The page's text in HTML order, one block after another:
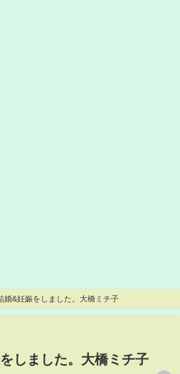
婚&妊娠をしました。大橋ミチ子
しました。大橋ミチ子